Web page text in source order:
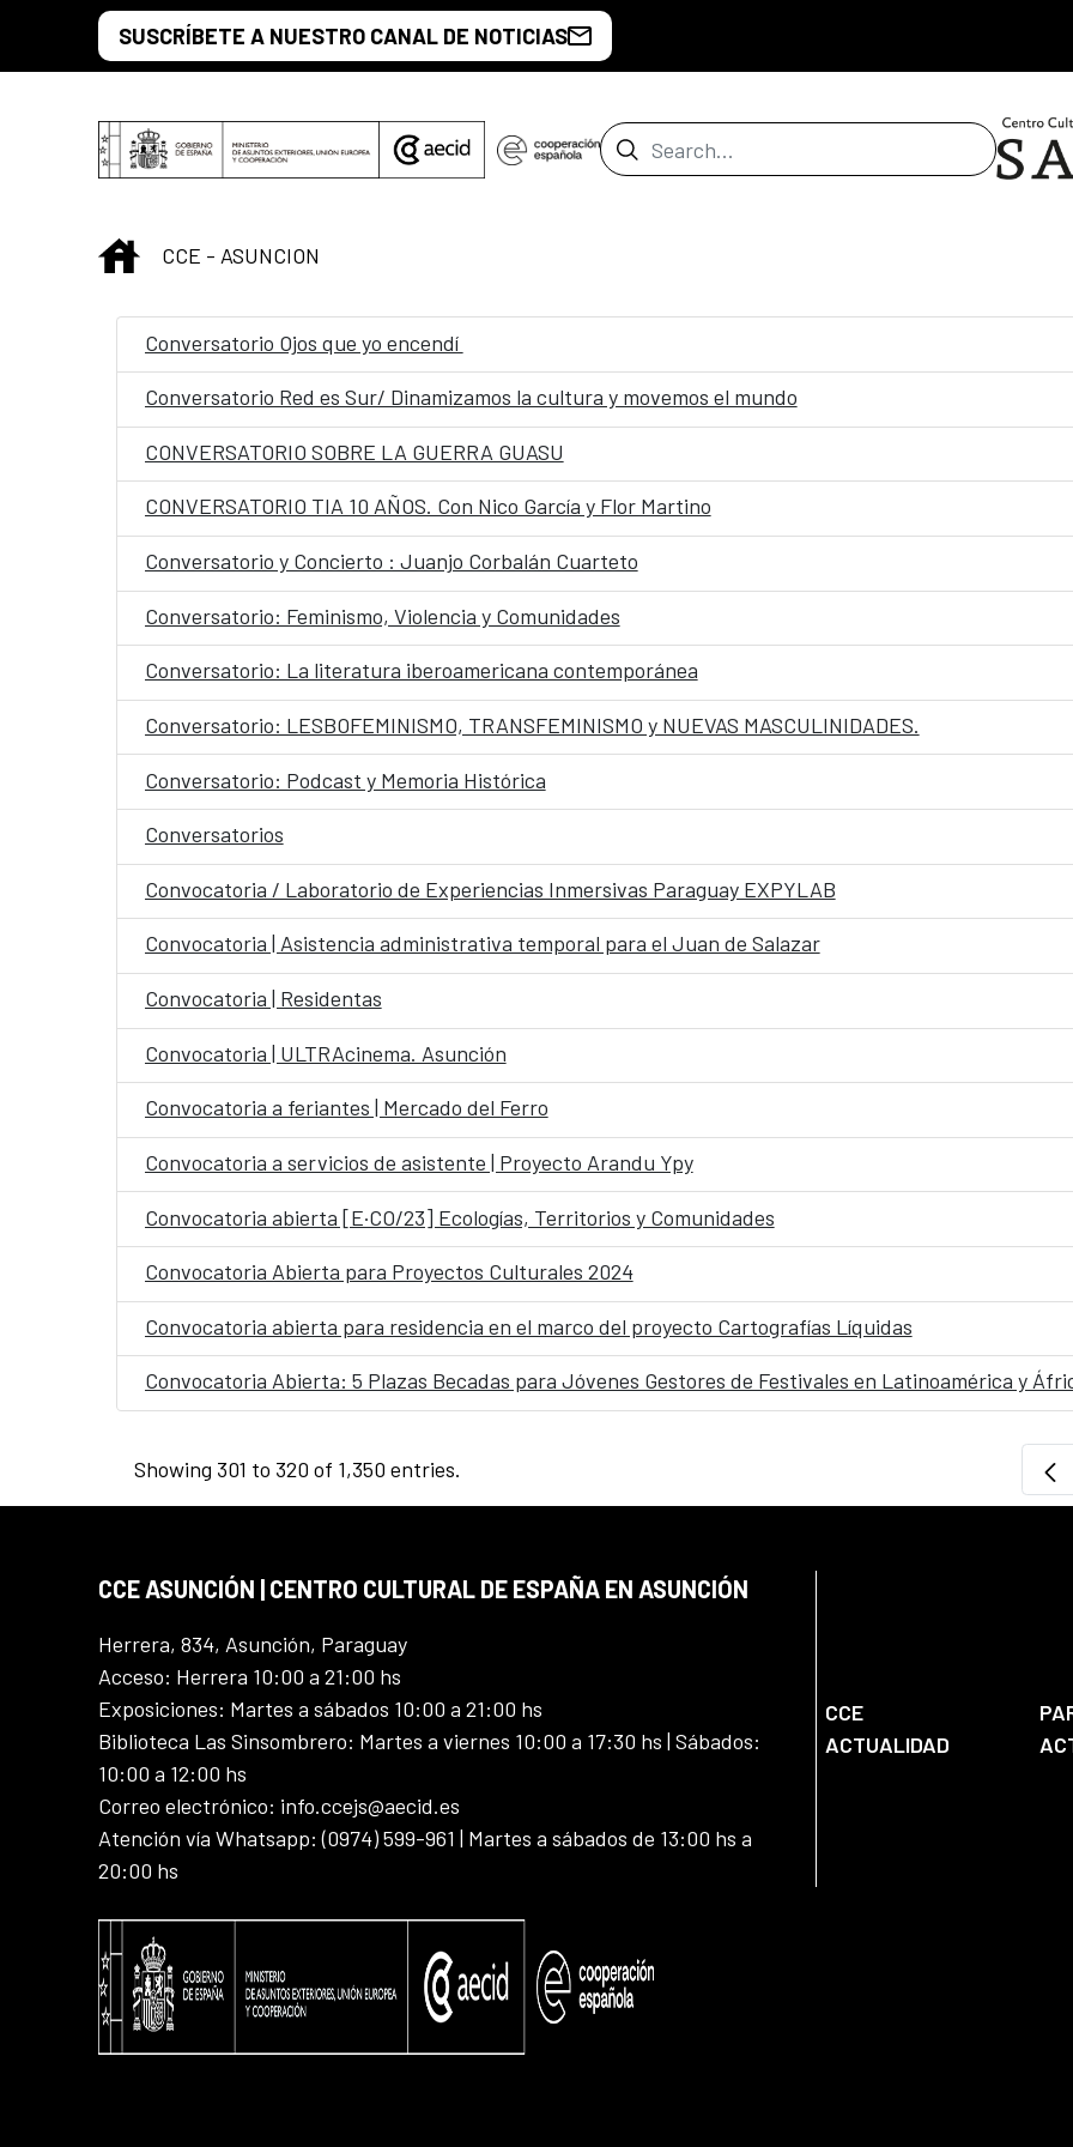
Skip to Main ContentSUSCRÍBETE A NUESTRO CANAL DE NOTICIAS
Search Bar
INICIO
CCE - ASUNCION
Conversatorio Ojos que yo encendí
Conversatorio Red es Sur/ Dinamizamos la cultura y movemos el mundo
CONVERSATORIO SOBRE LA GUERRA GUASU
CONVERSATORIO TIA 10 AÑOS. Con Nico García y Flor Martino
Conversatorio y Concierto : Juanjo Corbalán Cuarteto
Conversatorio: Feminismo, Violencia y Comunidades
Conversatorio: La literatura iberoamericana contemporánea
Conversatorio: LESBOFEMINISMO, TRANSFEMINISMO y NUEVAS MASCULINIDADES.
Conversatorio: Podcast y Memoria Histórica
Conversatorios
Convocatoria / Laboratorio de Experiencias Inmersivas Paraguay EXPYLAB
Convocatoria | Asistencia administrativa temporal para el Juan de Salazar
Convocatoria | Residentas
Convocatoria | ULTRAcinema. Asunción
Convocatoria a feriantes | Mercado del Ferro
Convocatoria a servicios de asistente | Proyecto Arandu Ypy
Convocatoria abierta [E·CO/23] Ecologías, Territorios y Comunidades
Convocatoria Abierta para Proyectos Culturales 2024
Convocatoria abierta para residencia en el marco del proyecto Cartografías Líquidas
Showing 301 to 320 of 1,350 entries.
CCE ASUNCIÓN | CENTRO CULTURAL DE ESPAÑA EN ASUNCIÓN
Herrera, 834, Asunción, Paraguay
Acceso: Herrera 10:00 a 21:00 hs
Exposiciones: Martes a sábados 10:00 a 21:00 hs
Biblioteca Las Sinsombrero: Martes a viernes 10:00 a 17:30 hs | Sábados:
10:00 a 12:00 hs
Correo electrónico: info.ccejs@aecid.es
Atención vía Whatsapp: (0974) 599-961 | Martes a sábados de 13:00 hs a
20:00 hs
CCE
ACTUALIDAD